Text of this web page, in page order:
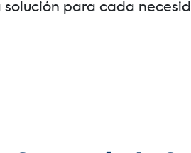
solución para cada